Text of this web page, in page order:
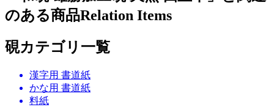
のある商品Relation Items
硯カテゴリ一覧
漢字用 書道紙
かな用 書道紙
料紙